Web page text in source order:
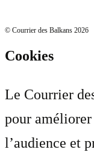
© Courrier des Balkans 2026
Cookies
Le Courrier
pour
l’audience et